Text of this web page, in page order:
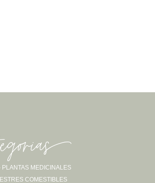
PLANTAS MEDICINALES
COMESTIBLES